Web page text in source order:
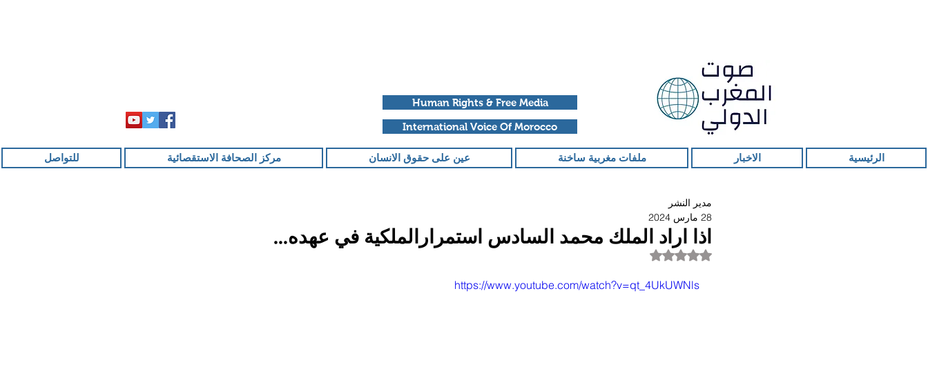
Human Rights & Free Media
International Voice Of Morocco
الرئيسية الاخبار ملفات مغربية ساخنة عين على حقوق الانسان مركز الصحافة الاستقصائية للتواصل
اذا اراد الملك محمد السادس استمرارالملكية في عهده...
مدير النشر
28 مارس 2024
تم التقييم بـ ليس رقمًا من أصل 5 نجوم.
https://www.youtube.com/watch?v=qt_4UkUWNls